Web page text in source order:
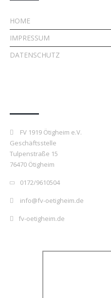
HOME
IMPRESSUM
DATENSCHUTZ
FV 1919 Ötigheim e.V.
Geschäftsstelle
Tulpenstraße 15
76470 Ötigheim
0172/9610504
info@fv-oetigheim.de
fv-oetigheim.de